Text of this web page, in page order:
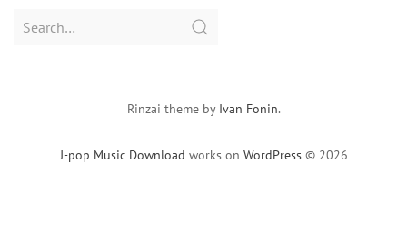
Search
J-pop Music Download works on WordPress © 2026
Rinzai theme by Ivan Fonin.